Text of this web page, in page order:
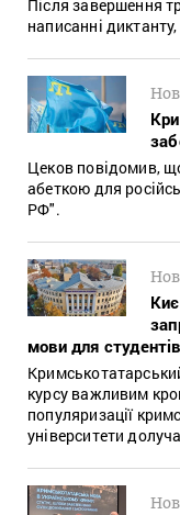
Після завершення
написанні
Цеков повідомив,
абеткою для
РФ".
мови для студентів
курсу важливим
популяризації
університети